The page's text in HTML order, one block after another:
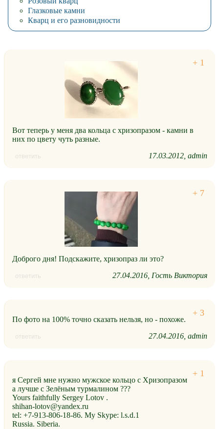
Глазковые камни
Кварц и его разновидности
Вот теперь у меня два кольца с хризопразом - камни в
них по цвету чуть разные.
ответить 17.03.2012 admin
Доброго дня! Подскажите, хризопраз ли это?
ответить 27.04.2016 Гость Виктория
По фото на 100% точно сказать нельзя, но - похоже.
ответить 27.04.2016 admin
я Сергей мне нужно мужское кольцо с Хризопразом
а лучше с Зелёным турмалином ???
Yours faithfully Sergey Lotov .
shihan-lotov@yandex.ru
tel: +7-913-806-18-86. My Skype: l.s.d.1
Russia. Siberia.